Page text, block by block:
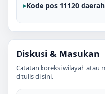
Kode pos 11120
Diskusi & Masukan
Catatan koreksi wilayah atau
ditulis di sini.